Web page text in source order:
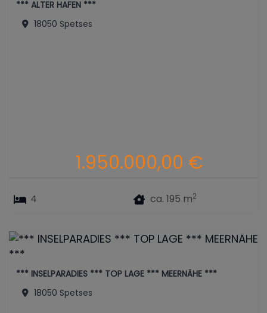
*** ALTER HAFEN ***
18050 Spetses
4 ca. 195 m2
1.950.000,00 €
*** INSELPARADIES *** TOP LAGE *** MEERNÄHE ***
18050 Spetses